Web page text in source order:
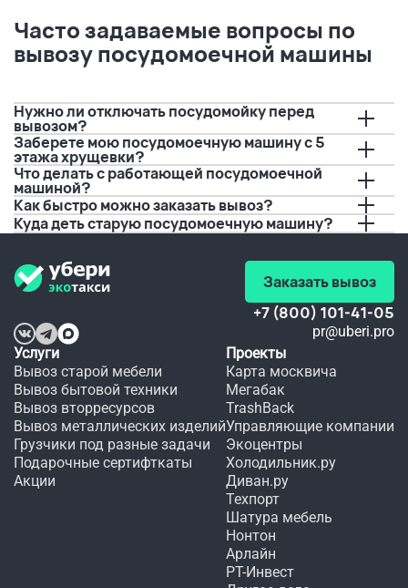
старую
плиту.
Водитель
позвонил,
предупредил
о
времени
прибытия.
Спасибо!!!
так
далеко.
А тут
с
вывозом.
И это
очень
удобно,
а
качество
не
хуже.
юбилей,
а дети
решили
буквально
за пару
дней до
события.
Если бы
не вы,
не
видать
мне
любимого
день.
Часто задаваемые вопросы по
вывозу посудомоечной машины
Нужно ли отключать посудомойку перед
вывозом?
Заберете мою посудомоечную машину с 5
этажа хрущевки?
Что делать с работающей посудомоечной
машиной?
Как быстро можно заказать вывоз?
Куда деть старую посудомоечную машину?
Заказать вывоз
+7 (800) 101-41-05
pr@uberi.pro
Услуги
Вывоз старой мебели
Вывоз бытовой техники
Вывоз вторресурсов
Вывоз металлических изделий
Грузчики под разные задачи
Подарочные сертифткаты
Акции
Проекты
Карта москвича
Мегабак
TrashBack
Управляющие компании
Экоцентры
Холодильник.ру
Диван.ру
Техпорт
Шатура мебель
Нонтон
Арлайн
РТ-Инвест